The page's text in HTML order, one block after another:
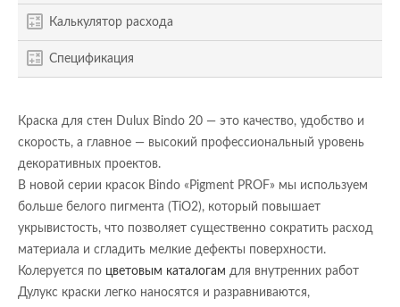
Калькулятор расхода
Спецификация
Краска для стен Dulux Bindo 20 — это качество, удобство и
скорость, а главное — высокий профессиональный уровень
декоративных проектов.
В новой серии красок Bindo «Pigment PROF» мы используем
больше белого пигмента (TiO2), который повышает
укрывистость, что позволяет существенно сократить расход
материала и сгладить мелкие дефекты поверхности.
Колеруется по цветовым каталогам для внутренних работ
Дулукс краски легко наносятся и разравниваются,